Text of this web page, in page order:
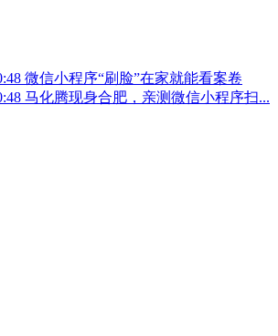
微信小程序“刷脸”在家就能看案卷
马化腾现身合肥，亲测微信小程序扫...